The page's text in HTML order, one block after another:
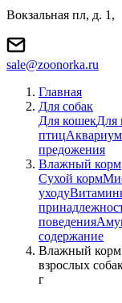
Вокзальная пл, д. 1,
sale@zoonorka.ru
Главная
Для собак
Для кошекДля
птиц
предожения
Влажный корм
Сухой корм
уходу
поведения
содержание
Влажный корм
взрослых
г